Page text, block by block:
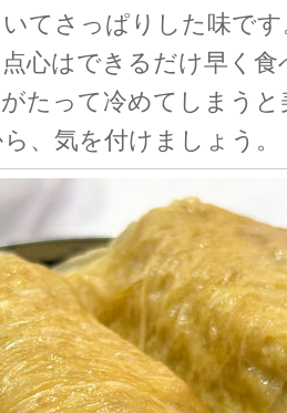
てさっぱりした味です
心はできるだけ早く食
たって冷めてしまう
、気を付けましょう。